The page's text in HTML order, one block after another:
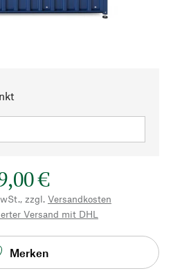
€
zzgl. Versandkosten
Versand mit DHL
Merken